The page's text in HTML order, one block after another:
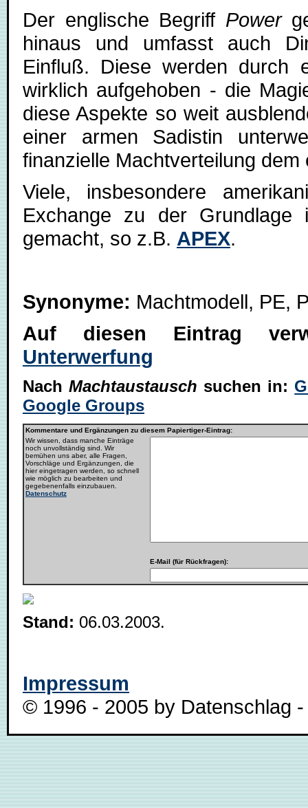
Der englische Begriff Power
hinaus und umfasst auch
Einfluß. Diese werden durch
wirklich aufgehoben - die
diese Aspekte so weit
einer armen Sadistin
finanzielle Machtverteilung
Viele, insbesondere
Exchange zu der Grundlage
gemacht, so z.B. APEX.
Synonyme: Machtmodell, PE,
Auf diesen Eintrag
Unterwerfung
NachMachtaustausch suchen in:
Google Groups
Kommentare und Ergänzungen zu diesem Papiertiger-Eintrag:
Wir wissen, dass manche Einträge
noch unvollständig sind. Wir
bemühen uns aber, alle Fragen,
Vorschläge und Ergänzungen, die
hier eingetragen werden, so schnell
wie möglich zu bearbeiten und
gegebenenfalls einzubauen.
Datenschutz
E-Mail (für Rückfragen):
Stand: 06.03.2003.
Impressum
© 1996 - 2005 by Datenschlag